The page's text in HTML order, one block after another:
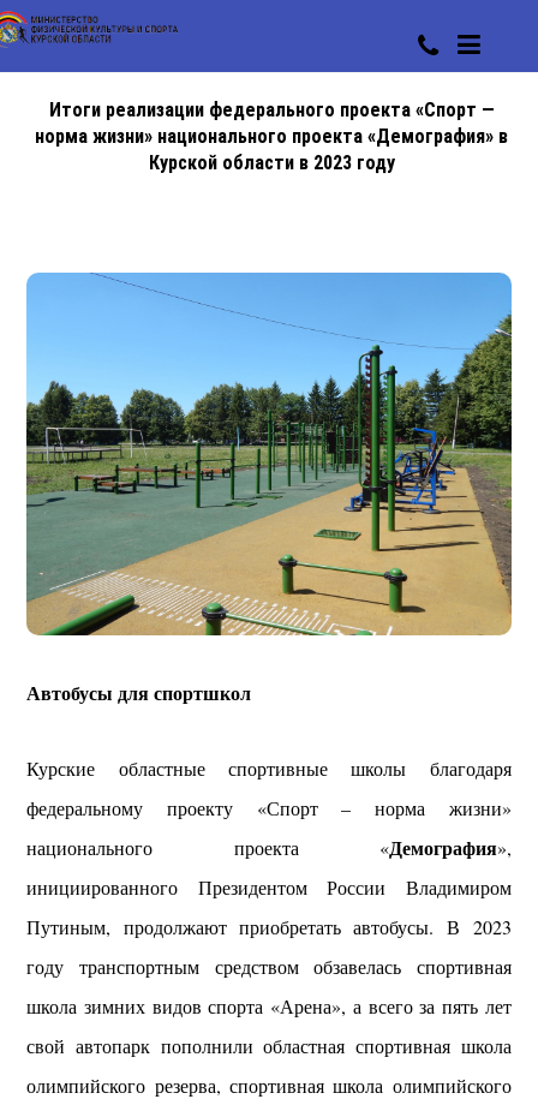
Итоги реализации федерального проекта «Спорт —
норма жизни» национального проекта «Демография» в
Курской области в 2023 году
Автобусы для спортшкол
Курские областные спортивные школы благодаря
федеральному проекту «Спорт – норма жизни»
национального проекта «Демография»,
инициированного Президентом России Владимиром
Путиным, продолжают приобретать автобусы.В 2023
году транспортным средством обзавелась спортивная
школа зимних видов спорта «Арена», а всего за пять лет
свой автопарк пополнили областная спортивная школа
олимпийского резерва, спортивная школа олимпийского